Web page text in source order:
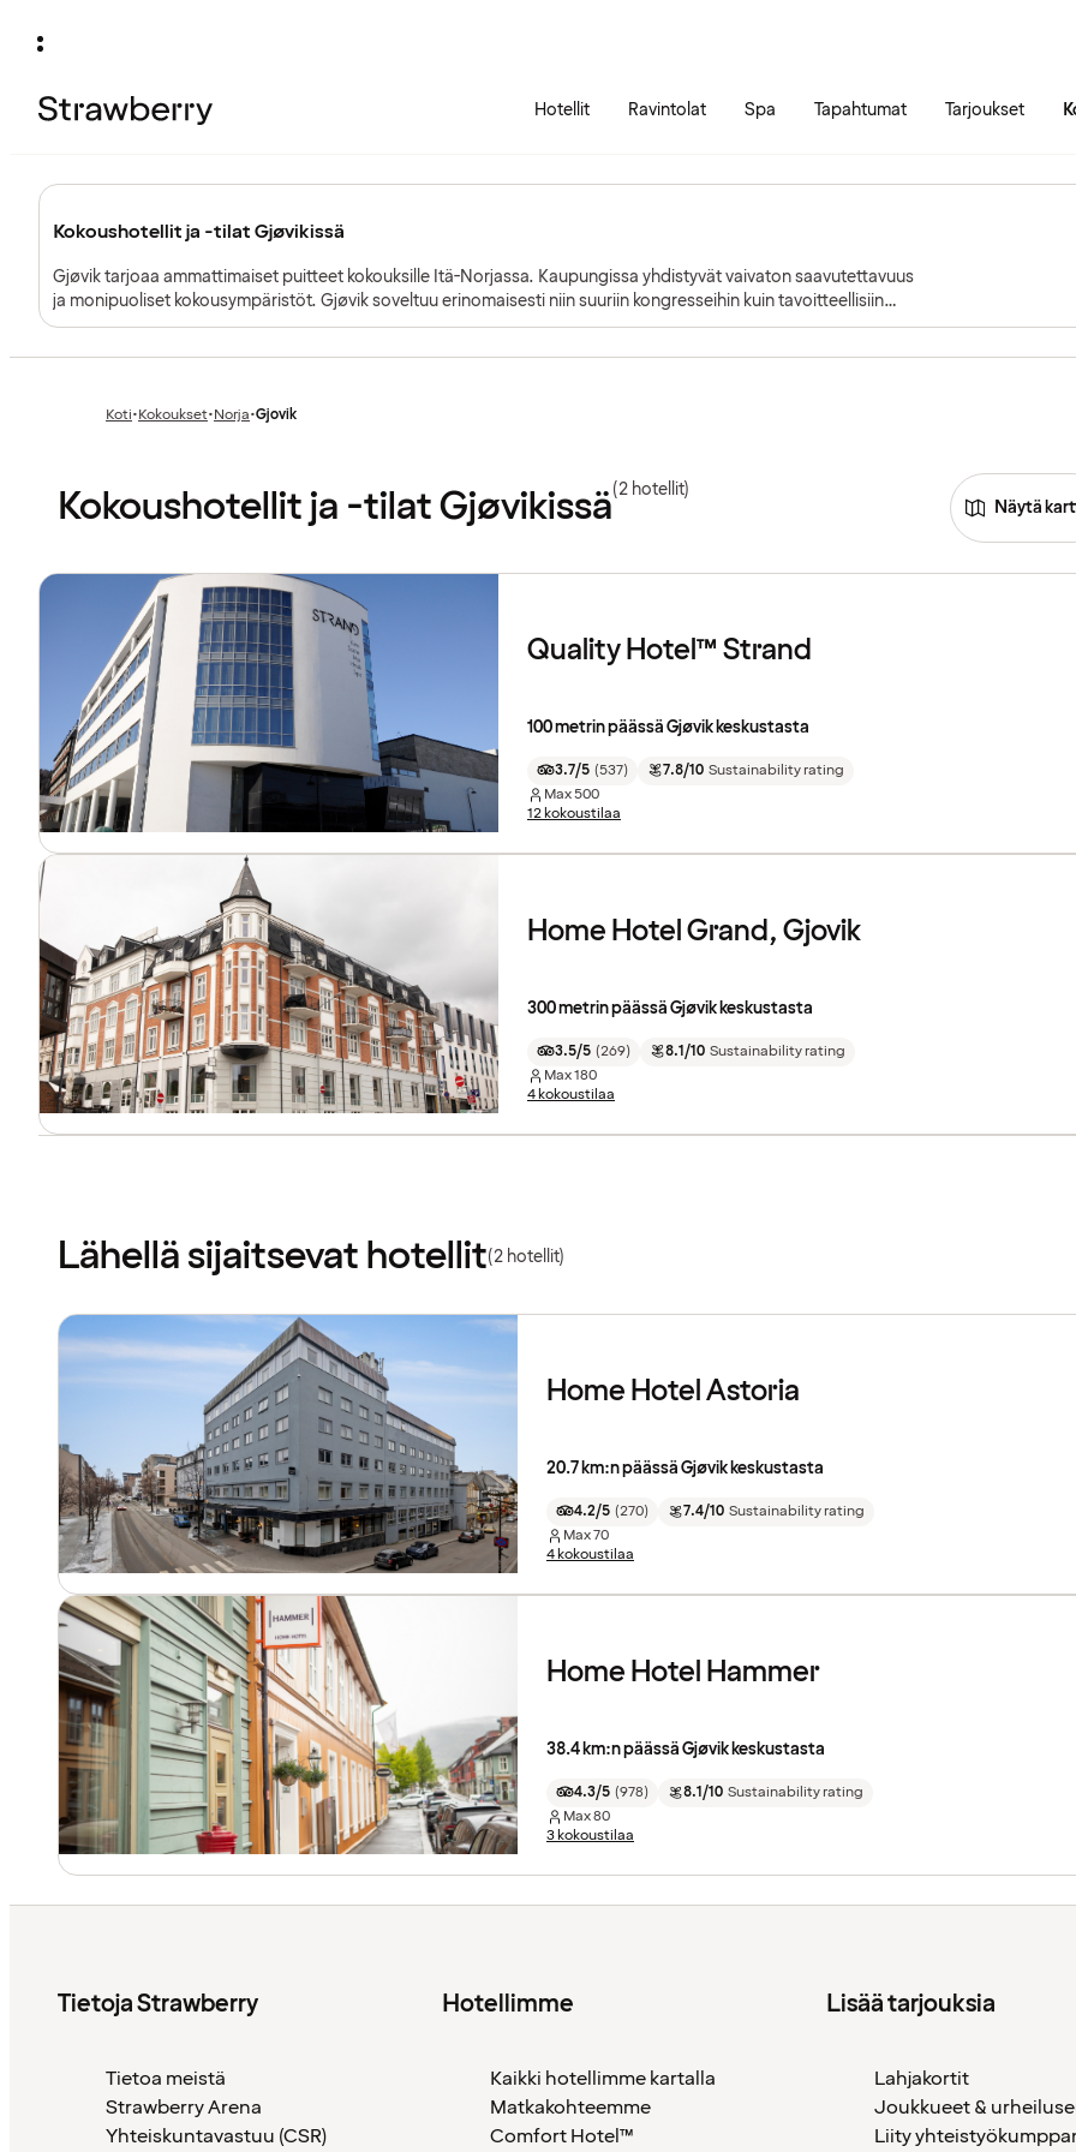
Hotellit Ravintolat Spa Tapahtumat Tarjoukset
Kokoushotellit ja -tilat Gjøvikissä
Gjøvik tarjoaa ammattimaiset puitteet kokouksille Itä-Norjassa. Kaupungissa yhdistyvät vaivaton saavutettavuus
ja monipuoliset kokousympäristöt. Gjøvik soveltuu erinomaisesti niin suuriin kongresseihin kuin tavoitteellisiin
työpajoihin, jotka hyötyvät Mjøsa-järven rauhoittavasta läheisyydestä.
Koti•Edellinen
Kokoukset•Edellinen
Norja•Gjovik
Kokoushotellit ja -tilat Gjøvikissä(2 hotellit)
Näytä
Quality Hotel™ Strand
100 metrin päässä Gjøvik keskustasta
3.7/5 (537) 7.8/10 Sustainability rating
Max500
12 kokoustilaa
Home Hotel Grand, Gjovik
300 metrin päässä Gjøvik keskustasta
3.5/5 (269) 8.1/10 Sustainability rating
Max180
4 kokoustilaa
Lähellä sijaitsevat hotellit(2 hotellit)
Home Hotel Astoria
20.7 km:n päässä Gjøvik keskustasta
4.2/5 (270) 7.4/10 Sustainability rating
Max70
4 kokoustilaa
Home Hotel Hammer
38.4 km:n päässä Gjøvik keskustasta
4.3/5 (978) 8.1/10 Sustainability rating
Max80
3 kokoustilaa
Tietoja Strawberry
Tietoa meistä
Strawberry Arena
Yhteiskuntavastuu (CSR)
Hotellimme
Kaikki hotellimme kartalla
Matkakohteemme
Comfort Hotel™
Lisää tarjouksia
Lahjakortit
Joukkueet &
Liity